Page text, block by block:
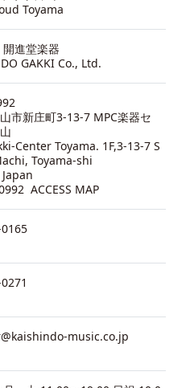
Toyama
進堂楽器
GAKKI Co., Ltd.
市新庄町3-13-7 MPC楽器セ
Center Toyama. 1F,3-13-7 S
Toyama-shi
ACCESS MAP
music.co.jp